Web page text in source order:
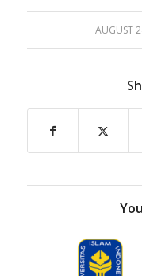
AUGUST
/